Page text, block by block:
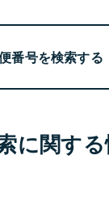
番号を検索する
に関す